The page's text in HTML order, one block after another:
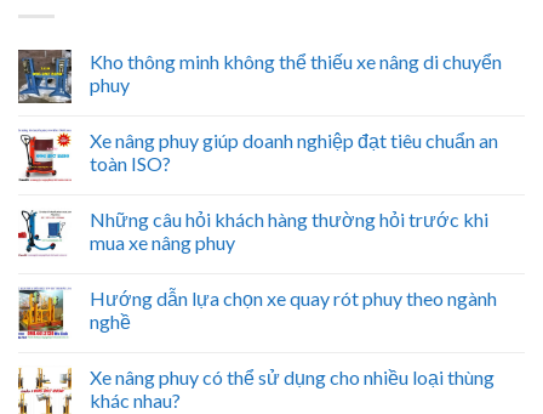
Kho thông minh không thể thiếu xe nâng di chuyển
phuy
Xe nâng phuy giúp doanh nghiệp đạt tiêu chuẩn an
toàn ISO?
Những câu hỏi khách hàng thường hỏi trước khi
mua xe nâng phuy
Hướng dẫn lựa chọn xe quay rót phuy theo ngành
nghề
Xe nâng phuy có thể sử dụng cho nhiều loại thùng
khác nhau?